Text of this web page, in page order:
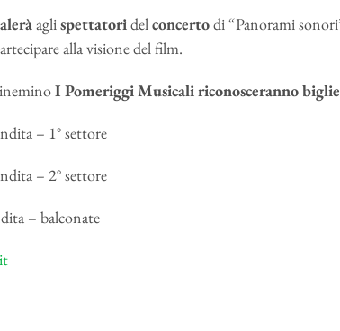
aglispettatoridelconcertodi “Panorami
alla visione del film.
I Pomeriggi Musicaliriconosceranno
– 1° settore
– 2° settore
– balconate